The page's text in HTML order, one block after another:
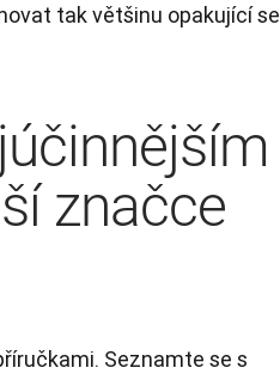
tak většinu opakující se
značce
Seznamte se s